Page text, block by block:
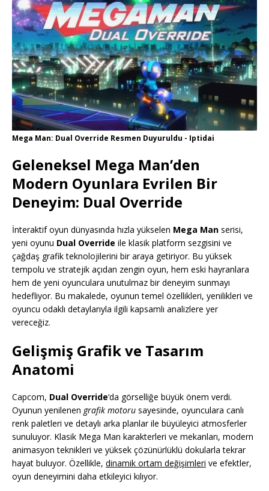
Mega Man: Dual Override Resmen Duyuruldu - Iptidai
Geleneksel Mega Man’den
Modern Oyunlara Evrilen Bir
Deneyim: Dual Override
İnteraktif oyun dünyasında hızla yükselen Mega Man serisi,
yeni oyunu Dual Override ile klasik platform sezgisini ve
çağdaş grafik teknolojilerini bir araya getiriyor. Bu yüksek
tempolu ve stratejik açıdan zengin oyun, hem eski hayranlara
hem de yeni oyunculara unutulmaz bir deneyim sunmayı
hedefliyor. Bu makalede, oyunun temel özellikleri, yenilikleri ve
oyuncu odaklı detaylarıyla ilgili kapsamlı analizlere yer
vereceğiz.
Gelişmiş Grafik ve Tasarım
Anatomi
Capcom, Dual Override‘da görselliğe büyük önem verdi.
Oyunun yenilenen grafik motoru sayesinde, oyunculara canlı
renk paletleri ve detaylı arka planlar ile büyüleyici atmosferler
sunuluyor. Klasik Mega Man karakterleri ve mekanları, modern
animasyon teknikleri ve yüksek çözünürlüklü dokularla tekrar
hayat buluyor. Özellikle, dinamik ortam değişimleri ve efektler,
oyun deneyimini daha etkileyici kılıyor.